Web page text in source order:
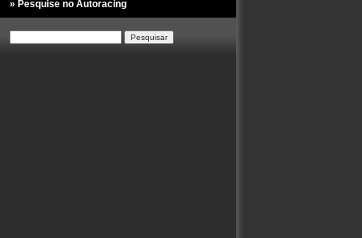
» Pesquise no Autoracing
Pesquisar
por: